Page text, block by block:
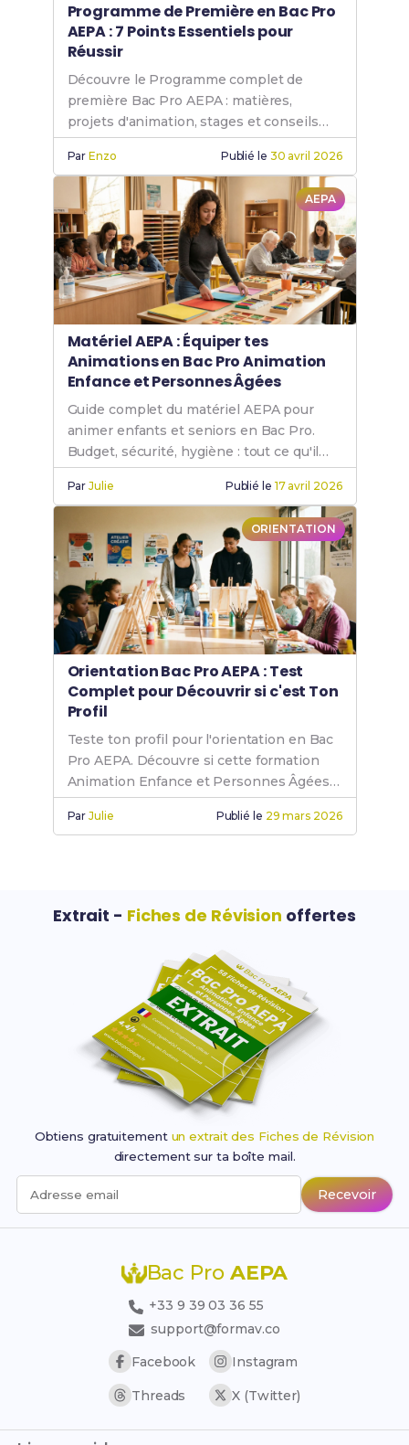
Programme de Première en Bac Pro
AEPA : 7 Points Essentiels pour
Réussir
Découvre le Programme complet de
première Bac Pro AEPA : matières,
projets d'animation, stages et conseils
pour réussir.
ParEnzo Publié le 30 avril 2026
AEPA
Matériel AEPA : Équiper tes
Animations en Bac Pro Animation
Enfance et Personnes Âgées
Guide complet du matériel AEPA pour
animer enfants et seniors en Bac Pro.
Budget, sécurité, hygiène : tout ce qu'il
faut savoir.
ParJulie Publié le 17 avril 2026
ORIENTATION
Orientation Bac Pro AEPA : Test
Complet pour Découvrir si c'est Ton
Profil
Teste ton profil pour l'orientation en Bac
Pro AEPA. Découvre si cette formation
Animation Enfance et Personnes Âgées
te correspond vraiment.
ParJulie Publié le 29 mars 2026
Extrait - Fiches de Révision offertes
Obtiens gratuitement un extrait des Fiches de Révision
directement sur ta boîte mail.
Adresse email Recevoir
Bac Pro AEPA
+33 9 39 03 36 55
support@formav.co
Facebook
Instagram
Threads X (Twitter)